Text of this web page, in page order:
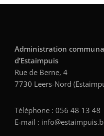
Administration
d’Estaimpuis
Rue de Berne, 4
7730 Leers-Nord
Téléphone : 056 48 13 48
E-mail :